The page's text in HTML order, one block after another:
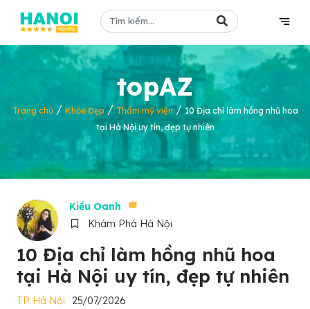
topAZ
Trang chủ/ Khỏe Đẹp/ Thẩm mỹ viện/10 Địa chỉ làm hồng nhũ hoa
tại Hà Nội uy tín, đẹp tự nhiên
Kiều Oanh
Khám Phá Hà Nội
10 Địa chỉ làm hồng nhũ hoa
tại Hà Nội uy tín, đẹp tự nhiên
TP Hà Nội 25/07/2026